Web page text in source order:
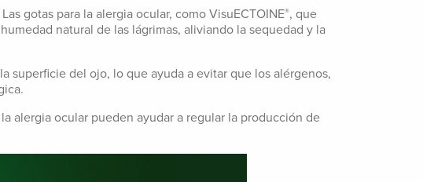
gotas para la alergia ocular, como VisuECTOINE®, que
natural de las lágrimas, aliviando la sequedad y la
superficie del ojo, lo que ayuda a evitar que los alérgenos,
alergia ocular pueden ayudar a regular la producción de